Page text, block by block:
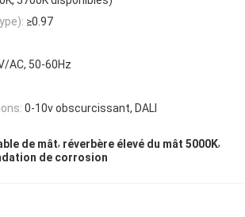
≥0.97
AC, 50-60Hz
0-10v obscurcissant, DALI
de mât, réverbère élevé du mât 5000K,
de corrosion